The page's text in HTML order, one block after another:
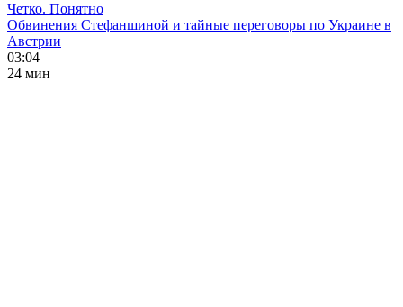
Четко. Понятно
Обвинения Стефаншиной и тайные переговоры по Украине в
Австрии
03:04
24 мин